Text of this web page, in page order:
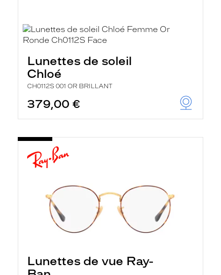
Lunettes de soleil
Chloé
CH0112S 001 OR BRILLANT
379,00 €
Lunettes de vue Ray-